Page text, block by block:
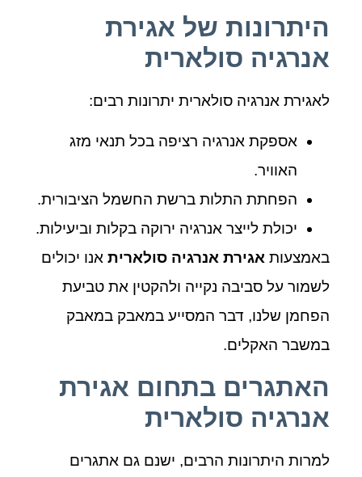
היתרונות של אגירת
אנרגיה סולארית
לאגירת אנרגיה סולארית יתרונות רבים:
אספקת אנרגיה רציפה בכל תנאי מזג
האוויר.
הפחתת התלות ברשת החשמל הציבורית.
יכולת לייצר אנרגיה ירוקה בקלות וביעילות.
באמצעות אגירת אנרגיה סולארית אנו יכולים
לשמור על סביבה נקייה ולהקטין את טביעת
הפחמן שלנו, דבר המסייע במאבק במאבק
במשבר האקלים.
האתגרים בתחום אגירת
אנרגיה סולארית
למרות היתרונות הרבים, ישנם גם אתגרים